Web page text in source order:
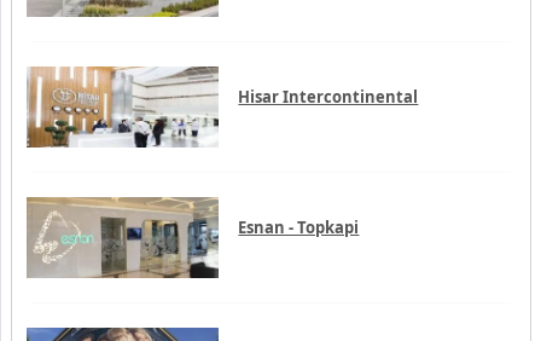
Hisar Intercontinental
Esnan - Topkapi